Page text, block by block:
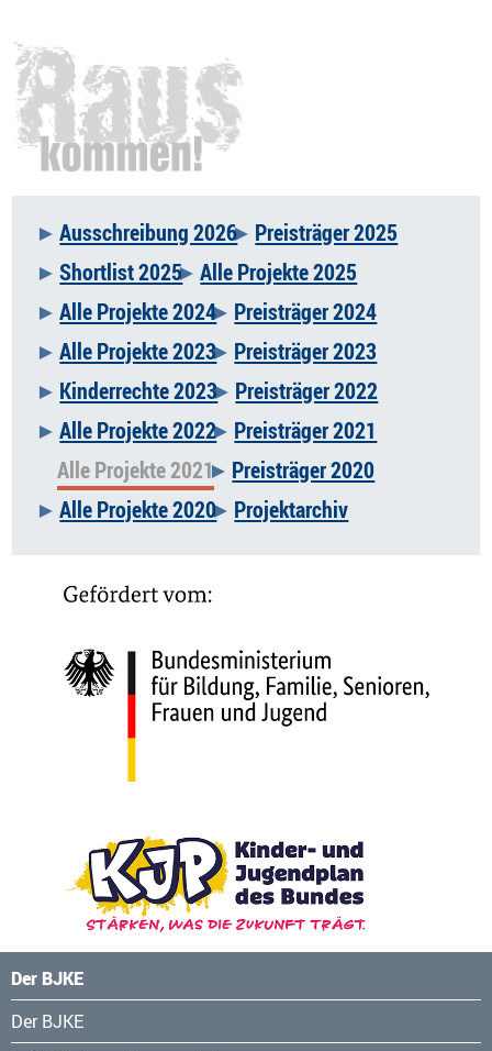
Navigation
überspringen
Ausschreibung 2026
Preisträger 2025
Shortlist 2025 Alle Projekte 2025
Alle Projekte 2024
Preisträger 2024
Alle Projekte 2023
Preisträger 2023
Kinderrechte 2023
Preisträger 2022
Alle Projekte 2022
Preisträger 2021
Alle Projekte 2021
Preisträger 2020
Alle Projekte 2020
Projektarchiv
Der BJKE
Navigation
überspringen
Der BJKE